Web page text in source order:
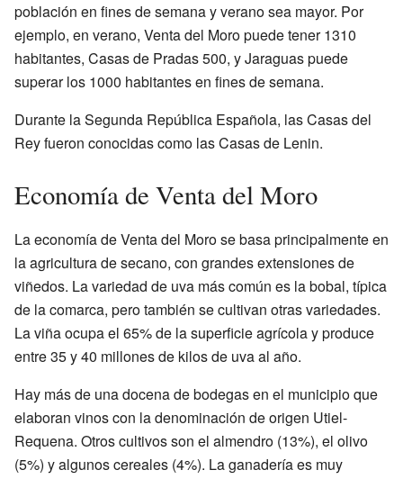
población en fines de semana y verano sea mayor. Por
ejemplo, en verano, Venta del Moro puede tener 1310
habitantes, Casas de Pradas 500, y Jaraguas puede
superar los 1000 habitantes en fines de semana.
Durante la Segunda República Española, las Casas del
Rey fueron conocidas como las Casas de Lenin.
Economía de Venta del Moro
La economía de Venta del Moro se basa principalmente en
la agricultura de secano, con grandes extensiones de
viñedos. La variedad de uva más común es la bobal, típica
de la comarca, pero también se cultivan otras variedades.
La viña ocupa el 65% de la superficie agrícola y produce
entre 35 y 40 millones de kilos de uva al año.
Hay más de una docena de bodegas en el municipio que
elaboran vinos con la denominación de origen Utiel-
Requena. Otros cultivos son el almendro (13%), el olivo
(5%) y algunos cereales (4%). La ganadería es muy